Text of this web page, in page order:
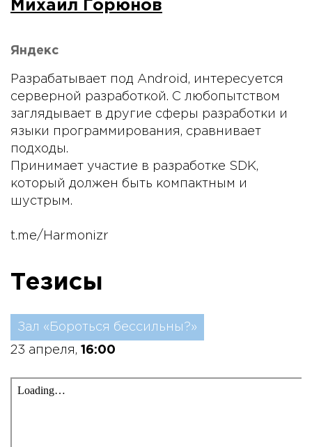
Михаил Горюнов
Яндекс
Разрабатывает под Android, интересуется
серверной разработкой. С любопытством
заглядывает в другие сферы разработки и
языки программирования, сравнивает
подходы.
Принимает участие в разработке SDK,
который должен быть компактным и
шустрым.
t.me/Harmonizr
Тезисы
Зал «Бороться бессильны?»
23 апреля, 16:00